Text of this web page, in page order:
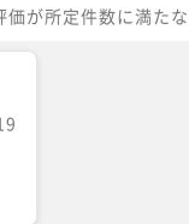
価が所定件数に満た